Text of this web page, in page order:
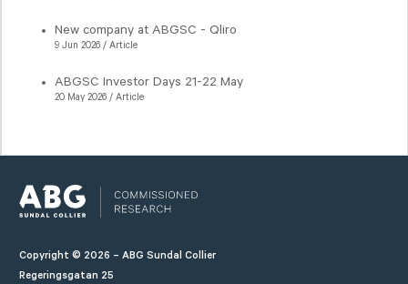
New company at ABGSC - Qliro
9 Jun 2026 / Article
ABGSC Investor Days 21-22 May
20 May 2026 / Article
Copyright © 2026 – ABG Sundal Collier
Regeringsgatan 25